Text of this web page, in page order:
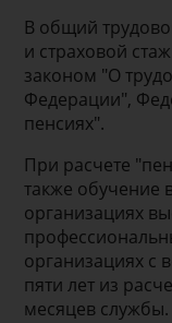
В общий
и страховой
законом "О
Федерации",
пенсиях".
При расчете
также обучение
организациях
организациях с
пяти лет из
месяцев службы.